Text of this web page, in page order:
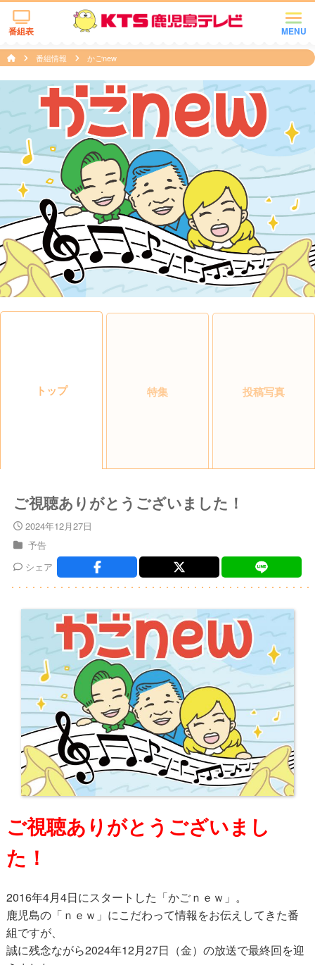
MENU
番組表
番組情報 かごnew
トップ 特集 投稿写真
ご視聴ありがとうございました！
2024年12月27日
予告
シェア
ご視聴ありがとうございまし
た！
2016年4月4日にスタートした「かごｎｅｗ」。
鹿児島の「ｎｅｗ」にこだわって情報をお伝えしてきた番
組ですが、
誠に残念ながら2024年12月27日（金）の放送で最終回を迎